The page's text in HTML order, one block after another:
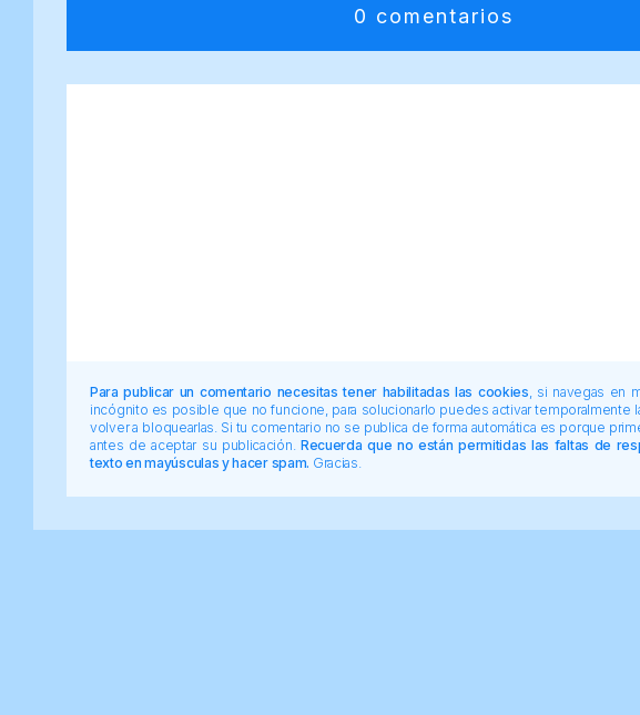
0 comentarios
Para publicar un comentario necesitas tener habilitadas las cookies , si navegas en
incógnito es posible que no funcione, para solucionarlo puedes activar temporalmente
volver a bloquearlas. Si tu comentario no se publica de forma automática es porque
antes de aceptar su publicación. Recuerda que no están permitidas las faltas de
texto en mayúsculas y hacer spam. Gracias.